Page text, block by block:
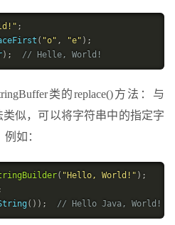
;
( "o" , "e" ) ;
) ; // Helle, World!
类的replace()方法：与
类似，可以将字符串中的指定字
如：
( "Hello, World!" ) ;
( ) ) ; // Hello Java, World!